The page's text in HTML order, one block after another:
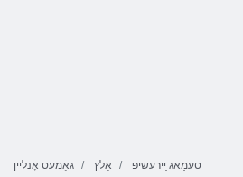
גאַמעס אָנליין אַלץ סעמַאג ַיירעשיפ